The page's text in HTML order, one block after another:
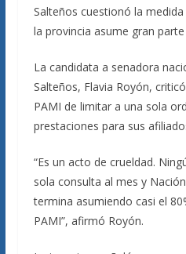
Salteños cuestionó la
la provincia asume gran
La candidata a senadora
Salteños, Flavia Royón,
PAMI de limitar a una sola
prestaciones para sus
“Es un acto de crueldad.
sola consulta al mes y
termina asumiendo casi el
PAMI”, afirmó Royón.